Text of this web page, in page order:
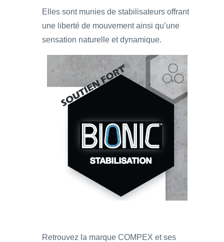
Elles sont munies de stabilisateurs offrant
une liberté de mouvement ainsi qu’une
sensation naturelle et dynamique.
Retrouvez la marque COMPEX et ses